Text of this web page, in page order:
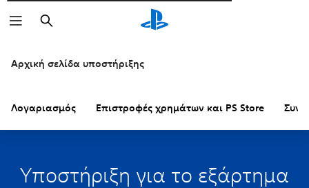
Αναζήτηση
Αρχική σελίδα υποστήριξης
Λογαριασμός Επιστροφές χρημάτων και PS Store
Υποστήριξη για το εξάρτημα